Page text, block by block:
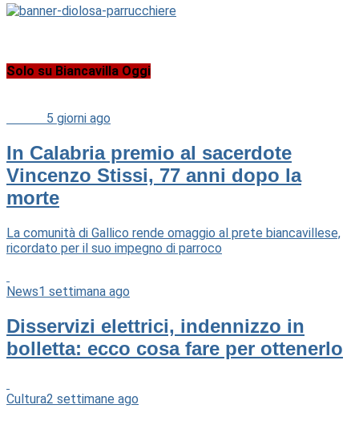
Solo su Biancavilla Oggi
5 giorni ago
In Calabria premio al sacerdote
Vincenzo Stissi, 77 anni dopo la
morte
La comunità di Gallico rende omaggio al prete biancavillese,
ricordato per il suo impegno di parroco
News1 settimana ago
Disservizi elettrici, indennizzo in
bolletta: ecco cosa fare per ottenerlo
Cultura2 settimane ago